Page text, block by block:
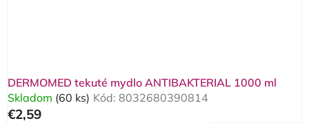
DERMOMED tekuté mydlo ANTIBAKTERIAL 1000 ml
Skladom (60 ks) Kód: 8032680390814
€2,59